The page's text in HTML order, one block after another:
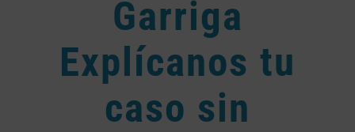
Garriga
Explícanos tu
caso sin